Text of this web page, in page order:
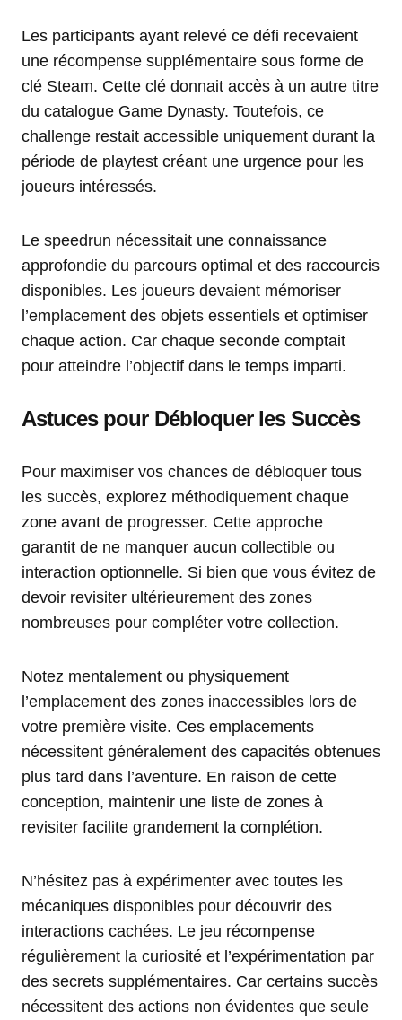
Les participants ayant relevé ce défi recevaient
une récompense supplémentaire sous forme de
clé Steam. Cette clé donnait accès à un autre titre
du catalogue Game Dynasty. Toutefois, ce
challenge restait accessible uniquement durant la
période de playtest créant une urgence pour les
joueurs intéressés.
Le speedrun nécessitait une connaissance
approfondie du parcours optimal et des raccourcis
disponibles. Les joueurs devaient mémoriser
l’emplacement des objets essentiels et optimiser
chaque action. Car chaque seconde comptait
pour atteindre l’objectif dans le temps imparti.
Astuces pour Débloquer les Succès
Pour maximiser vos chances de débloquer tous
les succès, explorez méthodiquement chaque
zone avant de progresser. Cette approche
garantit de ne manquer aucun collectible ou
interaction optionnelle. Si bien que vous évitez de
devoir revisiter ultérieurement des zones
nombreuses pour compléter votre collection.
Notez mentalement ou physiquement
l’emplacement des zones inaccessibles lors de
votre première visite. Ces emplacements
nécessitent généralement des capacités obtenues
plus tard dans l’aventure. En raison de cette
conception, maintenir une liste de zones à
revisiter facilite grandement la complétion.
N’hésitez pas à expérimenter avec toutes les
mécaniques disponibles pour découvrir des
interactions cachées. Le jeu récompense
régulièrement la curiosité et l’expérimentation par
des secrets supplémentaires. Car certains succès
nécessitent des actions non évidentes que seule